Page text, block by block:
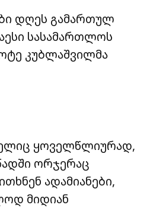
დღეს გამართულ
სასამართლოს
კუბლაშვილმა
ყოველწლიურად,
ორჯერაც
ადამიანები,
მიდიან